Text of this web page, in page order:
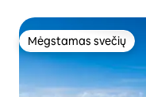
Mėgstamas svečių
Mėgstamas svečių